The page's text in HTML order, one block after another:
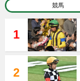
競馬